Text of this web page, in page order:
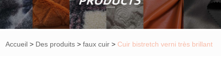
Accueil > Des produits > faux cuir > Cuir bistretch verni très brillant